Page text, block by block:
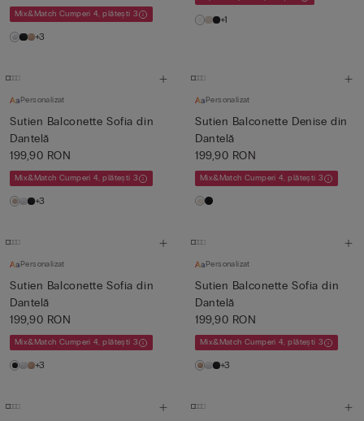
Mix&Match Cumperi 4, plătești 3
+3
+1
Personalizat
Sutien Balconette Sofia din
Dantelă
199,90 RON
Mix&Match Cumperi 4, plătești 3
+3
Personalizat
Sutien Balconette Denise din
Dantelă
199,90 RON
Mix&Match Cumperi 4, plătești 3
Personalizat
Sutien Balconette Sofia din
Dantelă
199,90 RON
Mix&Match Cumperi 4, plătești 3
+3
Personalizat
Sutien Balconette Sofia din
Dantelă
199,90 RON
Mix&Match Cumperi 4, plătești 3
+3